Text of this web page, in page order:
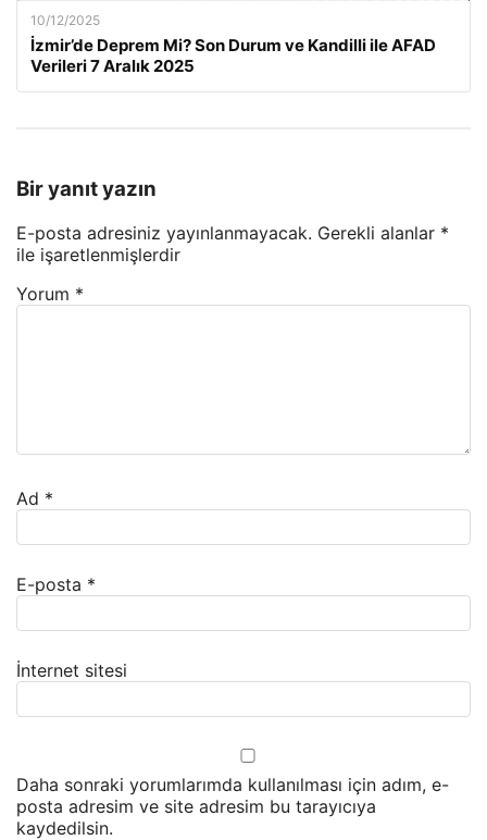
10/12/2025
İzmir’de Deprem Mi? Son Durum ve Kandilli ile AFAD
Verileri 7 Aralık 2025
Bir yanıt yazın
E-posta adresiniz yayınlanmayacak. Gerekli alanlar *
ile işaretlenmişlerdir
Yorum *
Ad *
E-posta *
İnternet sitesi
Daha sonraki yorumlarımda kullanılması için adım, e-
posta adresim ve site adresim bu tarayıcıya
kaydedilsin.